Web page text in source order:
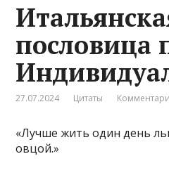
пословица
27.07.2024 Цитаты
«Лучше жить один день
овцой.»